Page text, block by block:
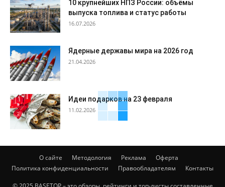
10 крупнейших НПЗ России: объёмы
выпуска топлива и статус работы
16.07.2026
Ядерные державы мира на 2026 год
21.04.2026
Идеи подарков на 23 февраля
11.02.2026
О сайте Методология Реклама
Оферта
Политика конфиденциальности
Правообладателям Контакты